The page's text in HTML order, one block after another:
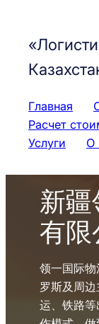
Главная
Расчет
Услуги
О
新
有限
领一国际
罗斯及周
运、铁路